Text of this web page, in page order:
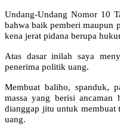
Undang-Undang Nomor 10
bahwa baik pemberi maupun
kena jerat pidana berupa
Atas dasar inilah saya
penerima politik uang.
Membuat baliho, spanduk,
massa yang berisi ancaman
dianggap jitu untuk membuat
uang.